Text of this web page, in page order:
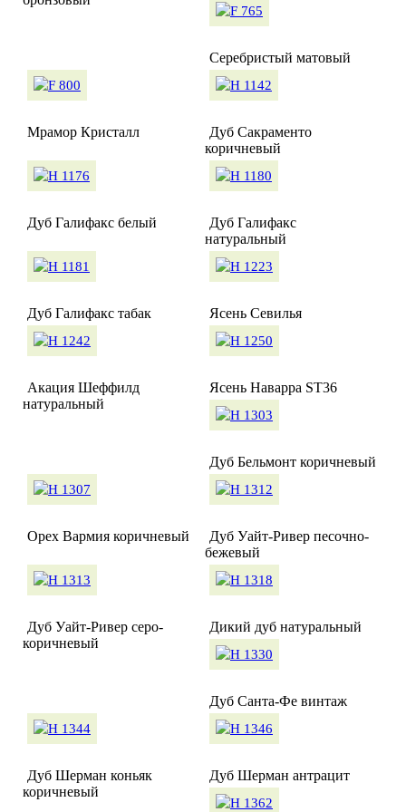
Серебристый матовый
Мрамор Кристалл
Дуб Сакраменто
коричневый
Дуб Галифакс белый
Дуб Галифакс
натуральный
Дуб Галифакс табак Ясень Севилья
Акация Шеффилд
натуральный
Ясень Наварра ST36
Дуб Бельмонт коричневый
Орех Вармия коричневый
Дуб Уайт-Ривер песочно-
бежевый
Дуб Уайт-Ривер серо-
коричневый
Дикий дуб натуральный
Дуб Санта-Фе винтаж
Дуб Шерман коньяк
коричневый
Дуб Шерман антрацит